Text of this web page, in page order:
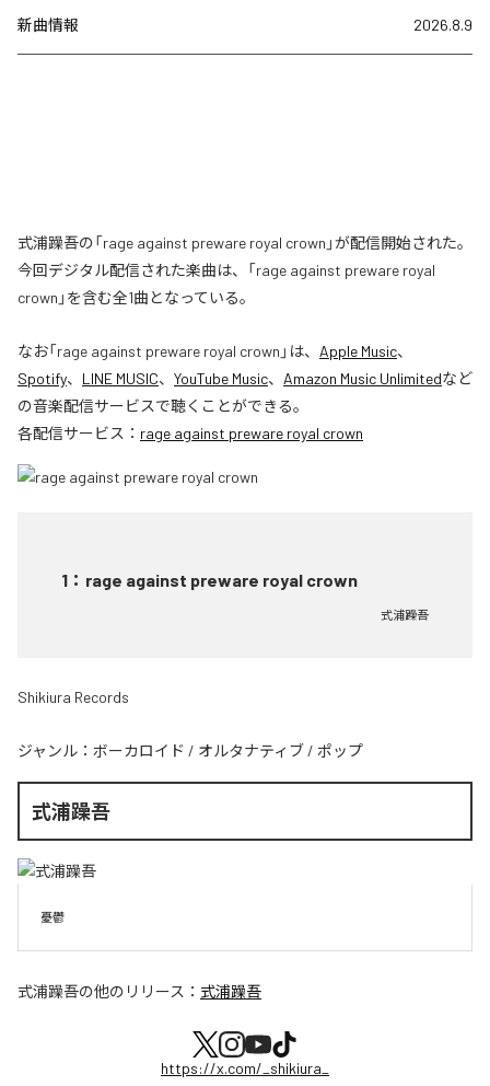
新曲情報 2026.8.9
式浦躁吾の「rage against preware royal crown」が配信開始された。
今回デジタル配信された楽曲は、「rage against preware royal
crown」を含む全1曲となっている。
なお「rage against preware royal crown 」は、 Apple Music、
Spotify、 LINE MUSIC、 YouTube Music、 Amazon Music Unlimitedなど
の音楽配信サービスで聴くことができる。
各配信サービス： rage against preware royal crown
1 ： rage against preware royal crown
式浦躁吾
Shikiura Records
ジャンル： ボーカロイド / オルタナティブ / ポップ
式浦躁吾
憂鬱
式浦躁吾の他のリリース： 式浦躁吾
https://x.com/_shikiura_